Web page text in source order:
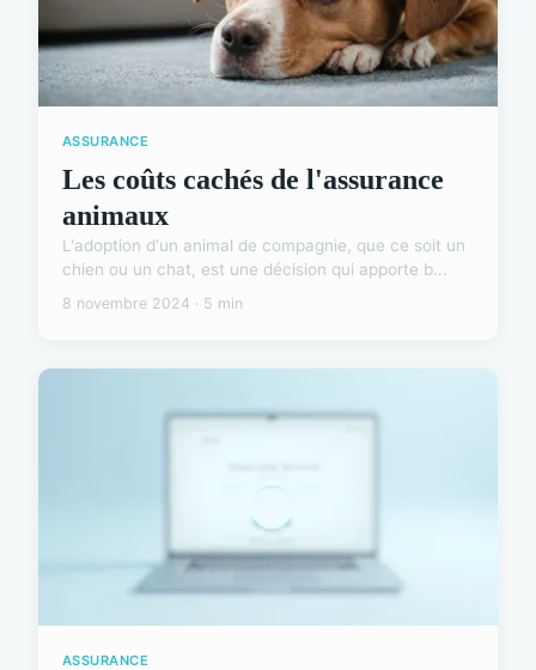
ASSURANCE
Les coûts cachés de l'assurance
animaux
L'adoption d'un animal de compagnie, que ce soit un
chien ou un chat, est une décision qui apporte b...
8 novembre 2024 · 5 min
ASSURANCE